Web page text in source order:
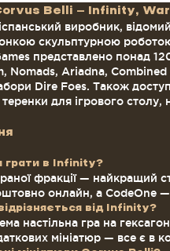
Belli — Infinity,
виробник,
скульптурною
представлено понад
Nomads, Ariadna, Combined
Dire Foes. Також
теренки для ігрового
грати в Infinity?
фракції — найкращий
онлайн, а CodeOne
від Infinity?
настільна гра на
мініатюр — все є в